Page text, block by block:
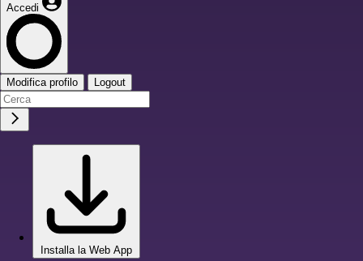
Accedi
Modifica profilo Logout
Installa la Web App